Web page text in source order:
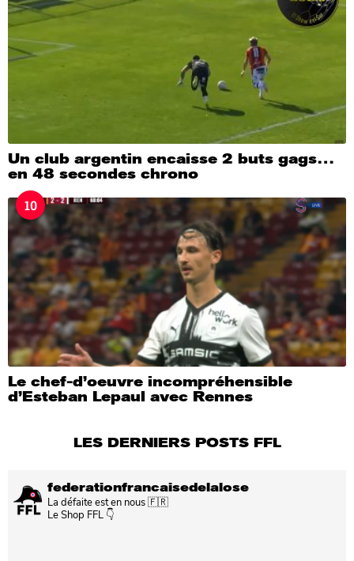
Un club argentin encaisse 2 buts gags…
en 48 secondes chrono
10
Le chef-d’oeuvre incompréhensible
d’Esteban Lepaul avec Rennes
LES DERNIERS POSTS FFL
federationfrancaisedelalose
La défaite est en nous 🇫🇷
Le Shop FFL 👇